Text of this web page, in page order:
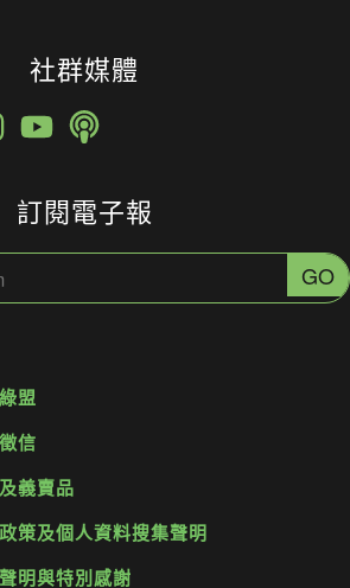
社群媒體
訂閱電子報
盟
信
義賣品
策及個人資料搜集聲明
明與特別感謝